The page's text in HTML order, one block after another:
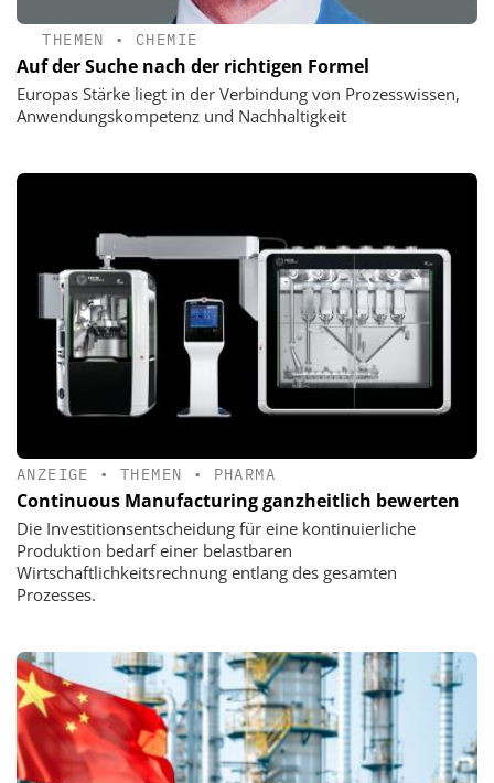
THEMEN • CHEMIE
Auf der Suche nach der richtigen Formel
Europas Stärke liegt in der Verbindung von Prozesswissen,
Anwendungskompetenz und Nachhaltigkeit
ANZEIGE •THEMEN • PHARMA
Continuous Manufacturing ganzheitlich bewerten
Die Investitionsentscheidung für eine kontinuierliche
Produktion bedarf einer belastbaren
Wirtschaftlichkeitsrechnung entlang des gesamten
Prozesses.